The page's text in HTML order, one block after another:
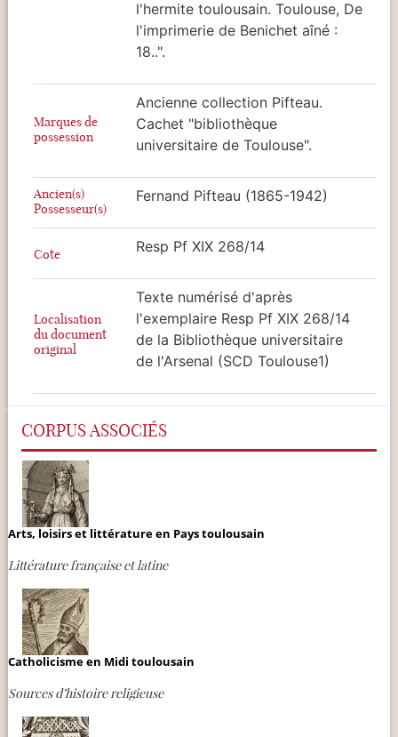
l'hermite toulousain. Toulouse, De
l'imprimerie de Benichet aîné :
18..".
Marques de
possession
Ancienne collection Pifteau.
Cachet "bibliothèque
universitaire de Toulouse".
Ancien(s)
Possesseur(s)
Fernand Pifteau (1865-1942)
Cote Resp Pf XIX 268/14
Localisation
du document
original
Texte numérisé d'après
l'exemplaire Resp Pf XIX 268/14
de la Bibliothèque universitaire
de l'Arsenal (SCD Toulouse1)
CORPUS ASSOCIÉS
Arts, loisirs et littérature en Pays toulousain
Littérature française et latine
Catholicisme en Midi toulousain
Sources d’histoire religieuse